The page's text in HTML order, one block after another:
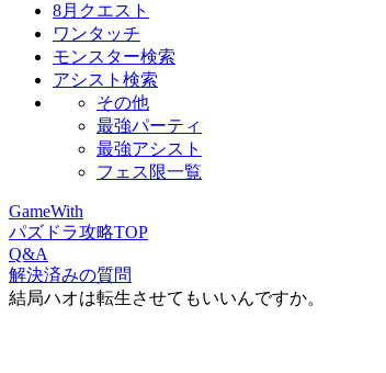
8月クエスト
ワンタッチ
モンスター検索
アシスト検索
その他
最強パーティ
最強アシスト
フェス限一覧
GameWith
パズドラ攻略TOP
Q&A
解決済みの質問
結局ハオは転生させてもいいんですか。